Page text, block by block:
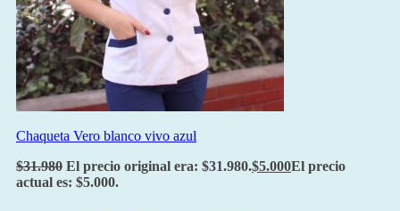
Chaqueta Vero blanco vivo azul
$31.980 El precio original era: $31.980.$5.000El precio
actual es: $5.000.